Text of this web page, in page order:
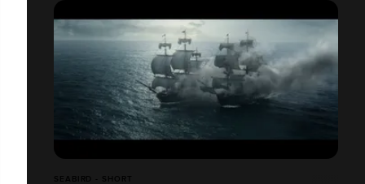
SEABIRD - SHORT